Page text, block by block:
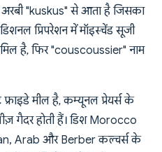
"kuskus" से आता है जिसका
प्रिपरेशन में मॉइस्चेंड सूजी
है, फिर "couscoussier" नाम
मील है, कम्यूनल प्रेयर्स के
गैदर होती हैं। डिश Morocco
Arab और Berber कल्चर्स के